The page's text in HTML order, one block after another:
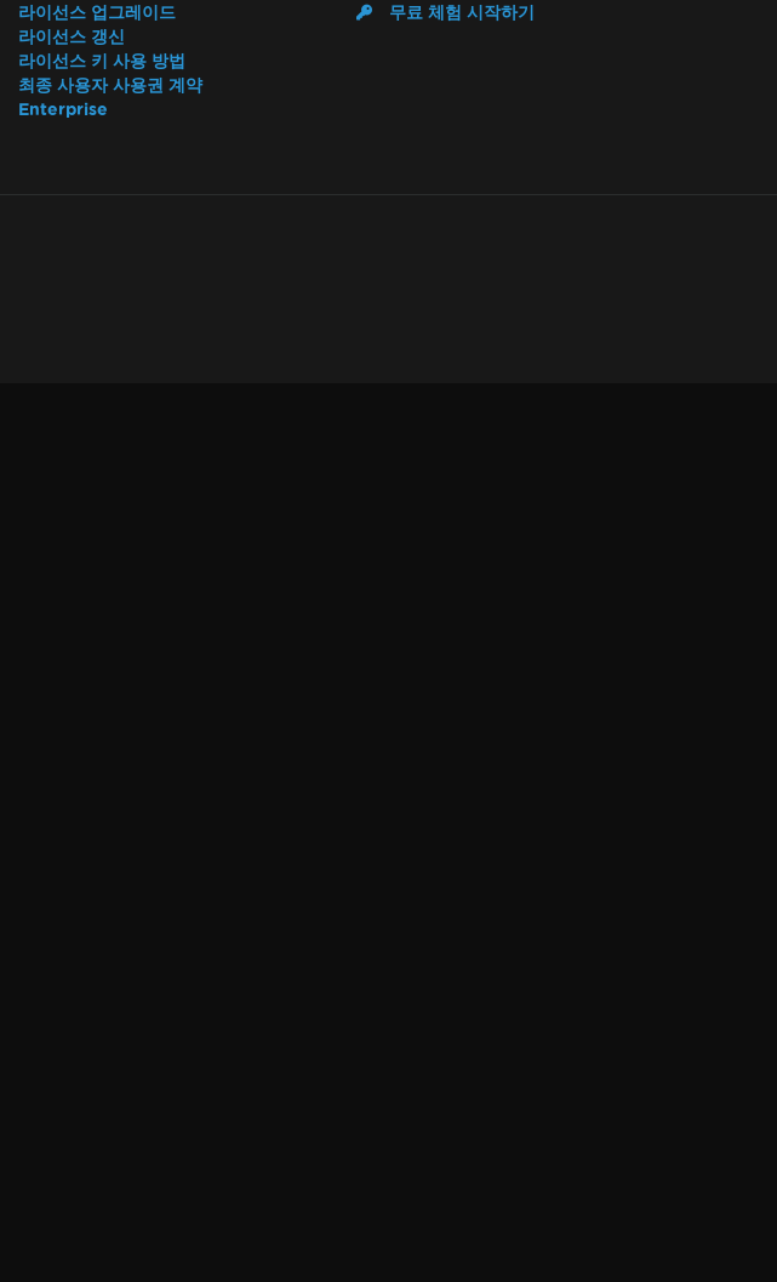
라이선스 업그레이드
라이선스 갱신
라이선스 키 사용 방법
최종 사용자 사용권 계약
Enterprise
무료 체험 시작하기